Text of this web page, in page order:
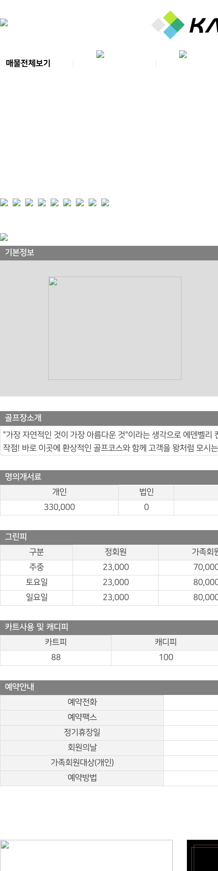
기본정보
골프장소개
"가장 자연적인 것이 가장 아름다운 것"이라는 생각으로 에덴벨
작점! 바로 이곳에 환상적인 골프코스와 함께 고객을 왕처럼 모시
명의개서료
개인
법인
330,000
0
그린피
구분
정회원
가족회
주중
23,000
토요일
23,000
일요일
23,000
카트사용 및 캐디피
카트피
캐디피
88
100
예약안내
예약전화
예약팩스
정기휴장일
회원의날
가족회원대상(개인)
예약방법